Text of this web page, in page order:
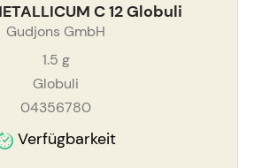
C 12 Globuli
Gudjons GmbH
1.5 g
Globuli
04356780
Verfügbarkeit